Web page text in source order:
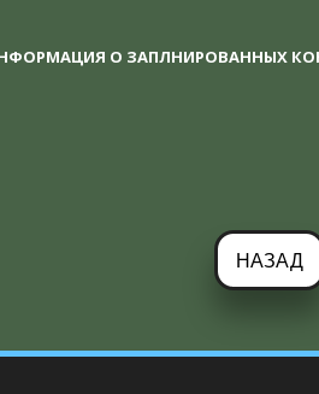
О ЗАПЛНИРОВАННЫХ
НАЗАД